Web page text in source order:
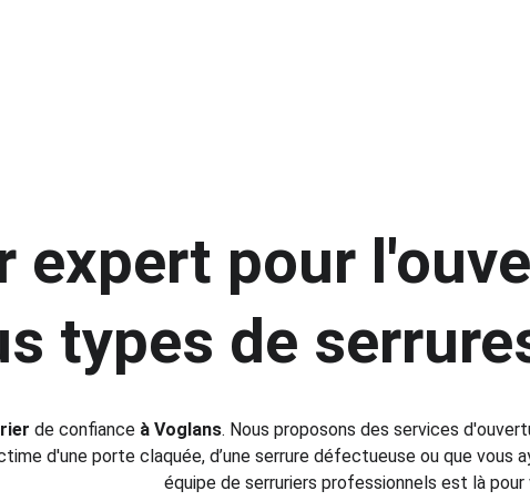
expert pour
types de
de confiance à Voglans. Nous proposons des services
d'une porte claquée, d’une serrure défectueuse ou que vous
équipe de serruriers professionnels est là pour